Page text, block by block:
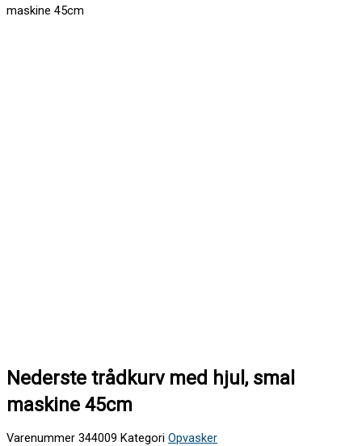
maskine 45cm
Nederste trådkurv med hjul, smal
maskine 45cm
Varenummer 344009 Kategori Opvasker